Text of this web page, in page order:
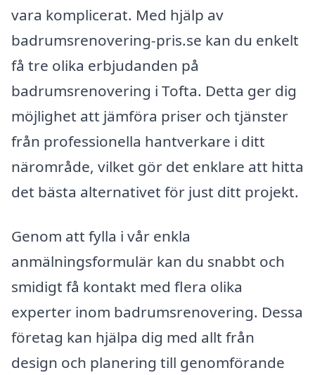
vara komplicerat. Med hjälp av
badrumsrenovering-pris.se kan du enkelt
få tre olika erbjudanden på
badrumsrenovering i Tofta. Detta ger dig
möjlighet att jämföra priser och tjänster
från professionella hantverkare i ditt
närområde, vilket gör det enklare att hitta
det bästa alternativet för just ditt projekt.
Genom att fylla i vår enkla
anmälningsformulär kan du snabbt och
smidigt få kontakt med flera olika
experter inom badrumsrenovering. Dessa
företag kan hjälpa dig med allt från
design och planering till genomförande